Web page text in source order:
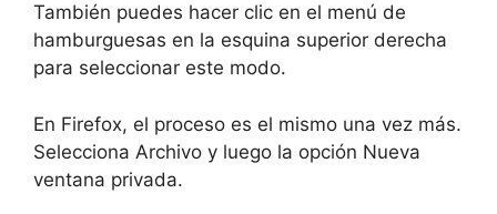
También puedes hacer clic en el menú de
hamburguesas en la esquina superior derecha
para seleccionar este modo.
En Firefox, el proceso es el mismo una vez más.
Selecciona Archivo y luego la opción Nueva
ventana privada.